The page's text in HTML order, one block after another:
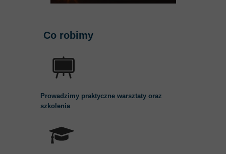
Prowadzimy praktyczne warsztaty oraz
szkolenia
Co robimy